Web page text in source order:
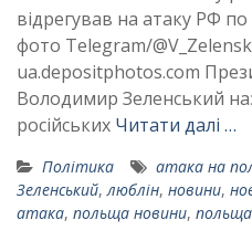
відрегував на атаку РФ
фото Telegram/
ua.depositphotos.com
Володимир Зеленський
російських Читати далі …
Політика атака на
Зеленський,люблін, новини,
атака, польща новини,